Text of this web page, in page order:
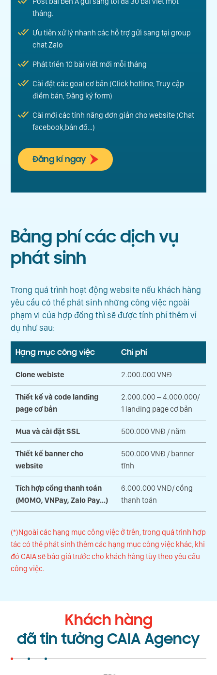
tháng.
Ưu tiên xử lý nhanh các hỗ trợ gửi sang tại group
chat Zalo
Phát triển 10 bài viết mới mỗi tháng
Cài đặt các goal cơ bản (Click hotline, Truy cập
điểm bán, Đăng ký form)
Cài mới các tính năng đơn giản cho website (Chat
facebook,bản đồ…)
Đăng kí ngay
Bảng phícác dịch vụ
phát sinh
Trong quá trình hoạt động website nếu khách hàng
yêu cầu có thể phát sinh những công việc ngoài
phạm vi của hợp đồng thì sẽ được tính phí thêm ví
dụ như sau:
Hạng mục công việc Chi phí
Clone webiste 2.000.000 VNĐ
Thiết kế và code landing
page cơ bản
2.000.000 – 4.000.000/
1 landing page cơ bản
Mua và cài đặt SSL 500.000 VNĐ / năm
Thiết kế banner cho
website
500.000 VNĐ / banner
tĩnh
Tích hợp cổng thanh toán
(MOMO, VNPay, Zalo Pay...)
6.000.000 VNĐ/ cổng
thanh toán
(*)Ngoài các hạng mục công việc ở trên, trong quá trình hợp
tác có thể phát sinh thêm các hạng mục công việc khác, khi
đó CAIA sẽ báo giá trước cho khách hàng tùy theo yêu cầu
công việc.
Khách hàng
đã tin tưởng CAIA Agency